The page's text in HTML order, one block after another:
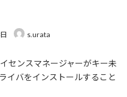
s.urata
センスマネージャーがキー未
イバをインストールすること